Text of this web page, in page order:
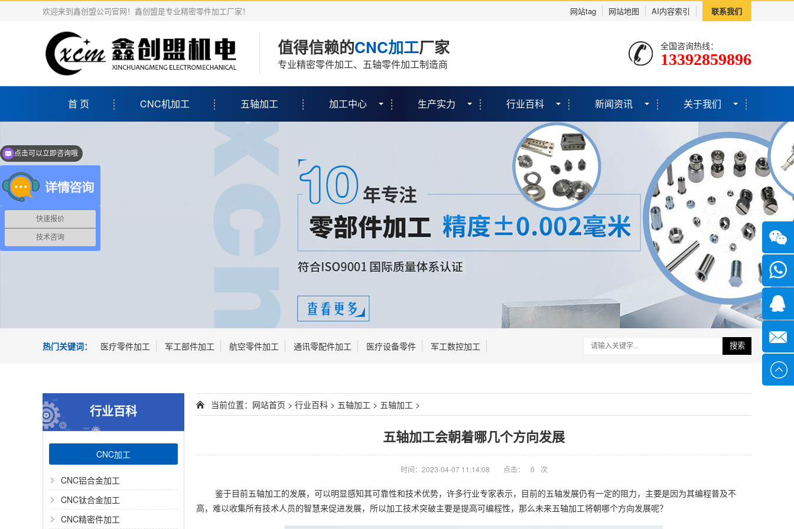
欢迎来到鑫创盟公司官网！鑫创盟是专业精密零件加工厂家！ 网站tag 网站地图 AI内容索引 联系我们
值得信赖的CNC加工厂家
专业精密零件加工、五轴零件加工制造商
全国咨询热线：
13392859896
首 页 CNC机加工 五轴加工 加工中心 生产实力 行业百科 新闻资讯 关于我们
热门关键词： 医疗零件加工 军工部件加工 航空零件加工 通讯零配件加工 医疗设备零件 军工数控加工 搜索
行业百科
CNC加工
CNC铝合金加工
CNC钛合金加工
CNC精密件加工
当前位置： 网站首页 > 行业百科 > 五轴加工 > 五轴加工 >
五轴加工会朝着哪几个方向发展
时间：2023-04-07 11:14:08 点击： 0 次
鉴于目前五轴加工的发展，可以明显感知其可靠性和技术优势，许多行业专家表示，目前的五轴发展仍有一定的阻力，主要是因为其编程普及不
高，难以收集所有技术人员的智慧来促进发展，所以加工技术突破主要是提高可编程性，那么未来五轴加工将朝哪个方向发展呢？
微信
快速报价
技术咨询
点击可以立即咨询哦